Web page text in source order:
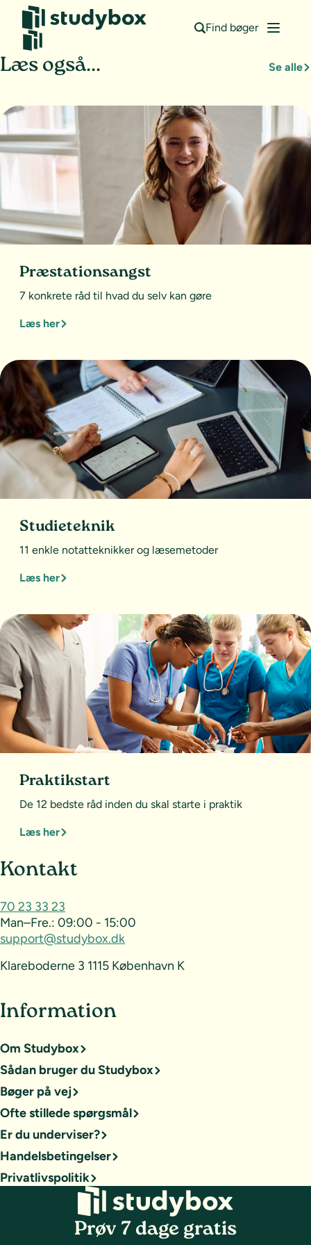
Find bøger
Læs også... Se alle
Præstationsangst
7 konkrete råd til hvad du selv kan gøre
Læs her
Studieteknik
11 enkle notatteknikker og læsemetoder
Læs her
Praktikstart
De 12 bedste råd inden du skal starte i praktik
Læs her
Sideoversigt og kontakt
Kontakt
70 23 33 23
Man–Fre.: 09:00 - 15:00
support@studybox.dk
Klareboderne 3 1115 København K
Information
Om Studybox
Sådan bruger du Studybox
Bøger på vej
Ofte stillede spørgsmål
Er du underviser?
Handelsbetingelser
Privatlivspolitik
Prøv 7 dage gratis